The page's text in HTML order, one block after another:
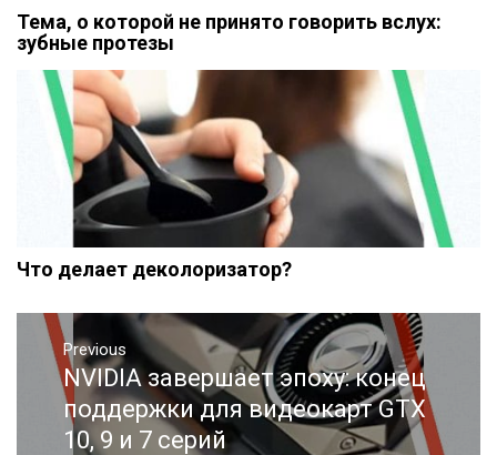
Тема, о которой не принято говорить вслух:
зубные протезы
Что делает деколоризатор?
Навигация
записям
Previous
Previous
post:
NVIDIA завершает эпоху: конец
поддержки для видеокарт GTX
10, 9 и 7 серий